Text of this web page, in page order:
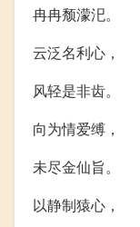
冉冉颓濛汜。
云泛名利心，
风轻是非齿。
向为情爱缚，
未尽金仙旨。
以静制猿心，